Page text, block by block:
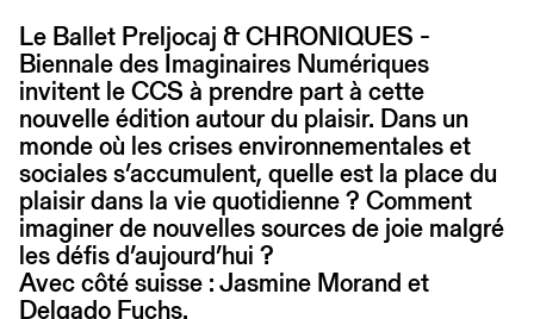
FR/ EN
Le Ballet Preljocaj & CHRONIQUES -
Biennale des Imaginaires Numériques
invitent le CCS à prendre part à cette
nouvelle édition autour du plaisir. Dans un
monde où les crises environnementales et
sociales s’accumulent, quelle est la place du
plaisir dans la vie quotidienne ? Comment
imaginer de nouvelles sources de joie malgré
les défis d’aujourd’hui ?
Avec côté suisse : Jasmine Morand et
Delgado Fuchs.